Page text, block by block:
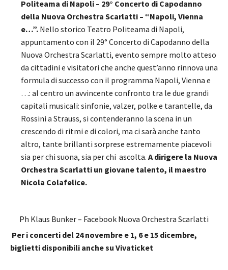
Politeama di Napoli – 29° Concerto di Capodanno
della Nuova Orchestra Scarlatti – “Napoli, Vienna
e…”. Nello storico Teatro Politeama di Napoli,
appuntamento con il 29° Concerto di Capodanno della
Nuova Orchestra Scarlatti, evento sempre molto atteso
da cittadini e visitatori che anche quest’anno rinnova una
formula di successo con il programma Napoli, Vienna e
…: al centro un avvincente confronto tra le due grandi
capitali musicali: sinfonie, valzer, polke e tarantelle, da
Rossini a Strauss, si contenderanno la scena in un
crescendo di ritmi e di colori, ma ci sarà anche tanto
altro, tante brillanti sorprese estremamente piacevoli
sia per chi suona, sia per chi ascolta. A dirigere la Nuova
Orchestra Scarlatti un giovane talento, il maestro
Nicola Colafelice.
Ph Klaus Bunker – Facebook Nuova Orchestra Scarlatti
Per i concerti del 24 novembre e 1, 6 e 15 dicembre,
biglietti disponibili anche su Vivaticket